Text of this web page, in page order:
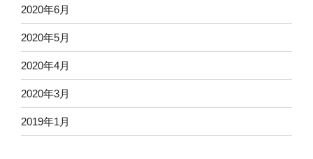
2020年6月
2020年5月
2020年4月
2020年3月
2019年1月